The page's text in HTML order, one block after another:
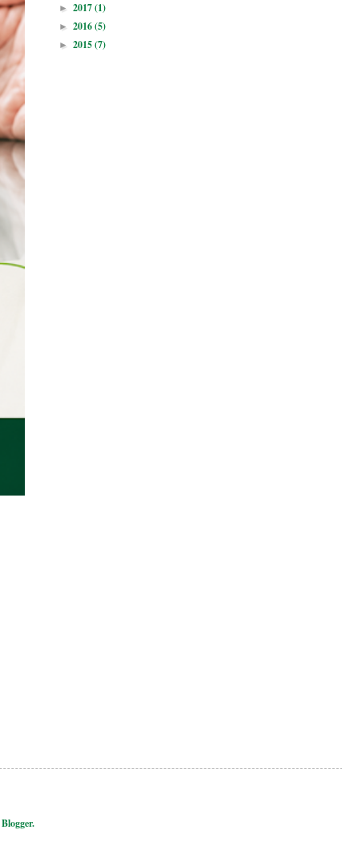
► 2017(1)
► 2016(5)
► 2015(7)
Blogger.